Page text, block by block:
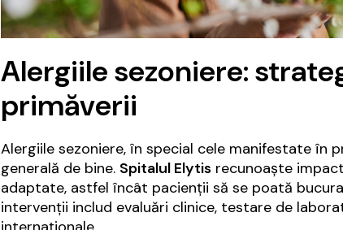
Alergiile sezoniere:
primăverii
Alergiile sezoniere, în special cele manifestate
generală de bine. Spitalul Elytis recunoaște
adaptate, astfel încât pacienții să se poată
intervenții includ evaluări clinice, testare de